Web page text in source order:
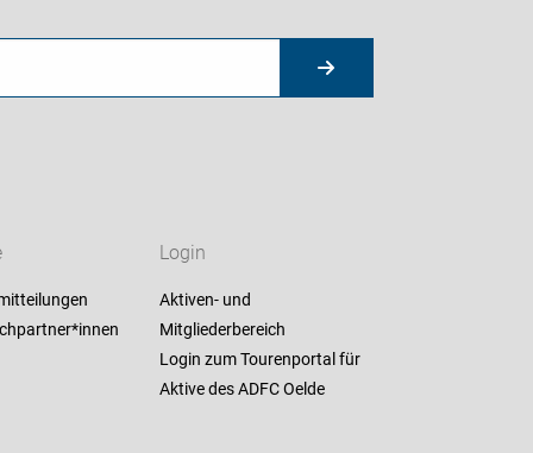
Login
Aktiven- und
Mitgliederbereich
Login zum Tourenportal für
Aktive des ADFC Oelde